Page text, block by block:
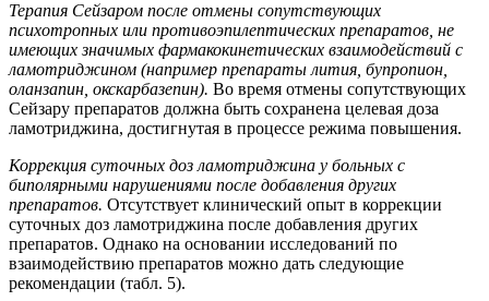
Терапия Сейзаром после отмены сопутствующих
психотропных или противоэпилептических препаратов, не
имеющих значимых фармакокинетических взаимодействий с
ламотриджином (например препараты лития, бупропион,
оланзапин, окскарбазепин). Во время отмены сопутствующих
Сейзару препаратов должна быть сохранена целевая доза
ламотриджина, достигнутая в процессе режима повышения.
Коррекция суточных доз ламотриджина у больных с
биполярными нарушениями после добавления других
препаратов. Отсутствует клинический опыт в коррекции
суточных доз ламотриджина после добавления других
препаратов. Однако на основании исследований по
взаимодействию препаратов можно дать следующие
рекомендации (табл. 5).